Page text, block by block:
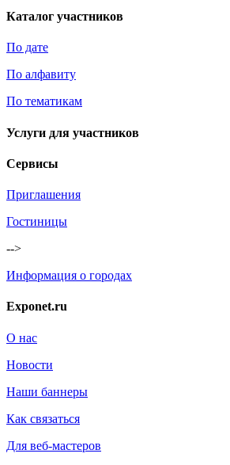
Каталог участников
По дате
По алфавиту
По тематикам
Услуги для участников
Сервисы
Приглашения
Гостиницы
-->
Информация о городах
Exponet.ru
О нас
Новости
Наши баннеры
Как связаться
Для веб-мастеров